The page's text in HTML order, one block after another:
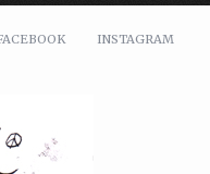
INSTAGRAM